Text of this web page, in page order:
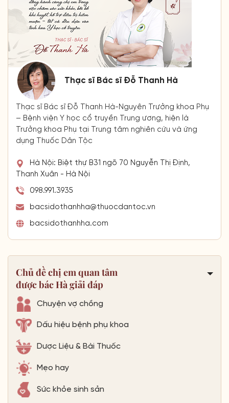
Thạc sĩ Bác sĩ Đỗ Thanh Hà
Thạc sĩ Bác sĩ Đỗ Thanh Hà-Nguyên Trưởng khoa Phụ
– Bệnh viện Y học cổ truyền Trung ương, hiện là
Trưởng khoa Phụ tại Trung tâm nghiên cứu và ứng
dụng Thuốc Dân Tộc
Hà Nội: Biệt thự B31 ngõ 70 Nguyễn Thị Định,
Thanh Xuân - Hà Nội
098.991.3935
bacsidothanhha@thuocdantoc.vn
bacsidothanhha.com
Chủ đề chị em quan tâm
được bác Hà giải đáp
Chuyện vợ chồng
Dấu hiệu bệnh phụ khoa
Dược Liệu & Bài Thuốc
Mẹo hay
Sức khỏe sinh sản